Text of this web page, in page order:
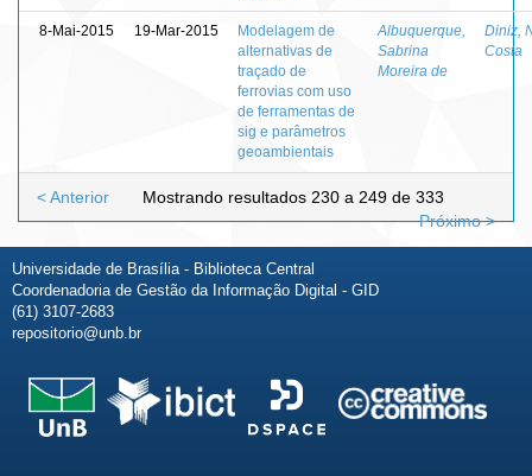
8-Mai-2015 19-Mar-2015
Modelagem de
alternativas de
traçado de
ferrovias com uso
de ferramentas de
sig e parâmetros
geoambientais
Albuquerque,
Sabrina
Moreira de
Diniz,
Costa
Mostrando resultados 230 a 249 de 333
< Anterior
Próximo >
Universidade de Brasília - Biblioteca Central
Coordenadoria de Gestão da Informação Digital - GID
(61) 3107-2683
repositorio@unb.br